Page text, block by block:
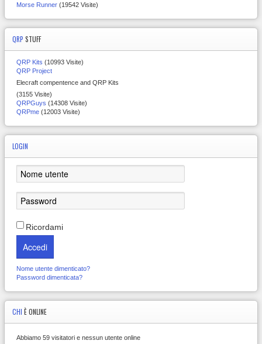
Morse Runner (19542 Visite)
QRP STUFF
QRP Kits (10993 Visite)
QRP Project
Elecraft compentence and QRP Kits
(3155 Visite)
QRPGuys (14308 Visite)
QRPme (12003 Visite)
LOGIN
Ricordami
Accedi
Nome utente dimenticato?
Password dimenticata?
CHI È ONLINE
Abbiamo 59 visitatori e nessun utente online